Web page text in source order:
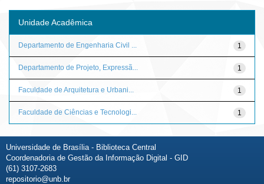
Unidade Acadêmica
1
Departamento de Engenharia Civil ...
1
Departamento de Projeto, Expressã...
1
Faculdade de Arquitetura e Urbani...
1
Faculdade de Ciências e Tecnologi...
Universidade de Brasília - Biblioteca Central
Coordenadoria de Gestão da Informação Digital - GID
(61) 3107-2683
repositorio@unb.br